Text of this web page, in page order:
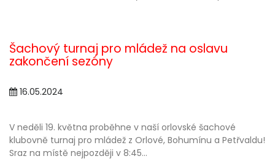
Šachový turnaj pro mládež na oslavu
zakončení sezóny
16.05.2024
V neděli 19. května proběhne v naší orlovské šachové
klubovně turnaj pro mládež z Orlové, Bohumínu a Petřvaldu!
Sraz na místě nejpozději v 8:45...